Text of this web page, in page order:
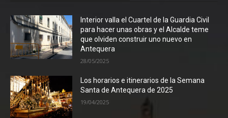
Interior valla el Cuartel de la Guardia Civil
para hacer unas obras y el Alcalde teme
que olviden construir uno nuevo en
Antequera
28/05/2025
Los horarios e itinerarios de la Semana
Santa de Antequera de 2025
19/04/2025